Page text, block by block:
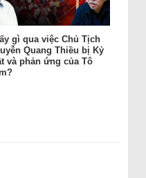
gì qua việc Chủ Tịch
Quang Thiều bị Kỷ
và phản ứng của Tô